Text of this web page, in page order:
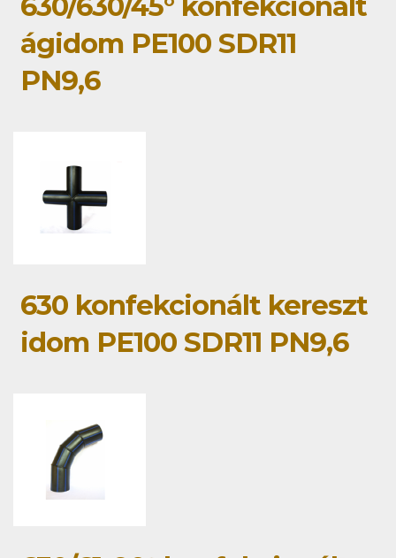
ágidom PE100 SDR11
PN9,6
630 konfekcionált kereszt
idom PE100 SDR11 PN9,6